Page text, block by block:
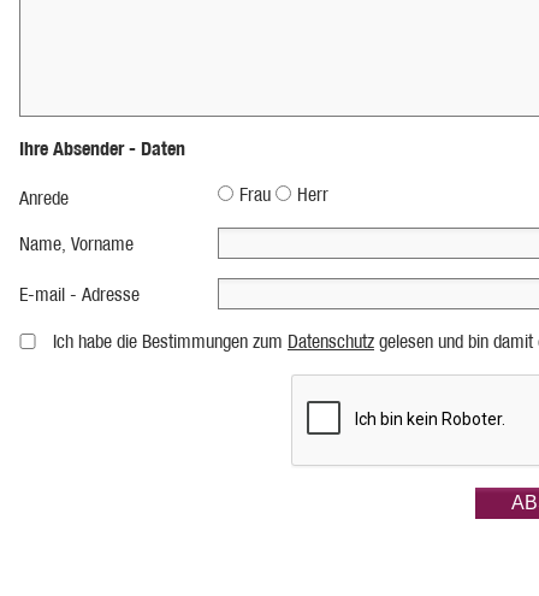
Ihre Absender - Daten
Anrede Frau Herr
Name, Vorname
E-mail - Adresse
Ich habe die Bestimmungen zum Datenschutz gelesen und bin